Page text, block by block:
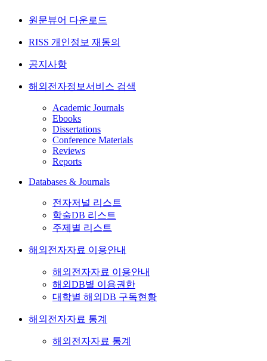
원문뷰어 다운로드
RISS 개인정보 재동의
공지사항
해외전자정보서비스 검색
Academic Journals
Ebooks
Dissertations
Conference Materials
Reviews
Reports
Databases & Journals
전자저널 리스트
학술DB 리스트
주제별 리스트
해외전자자료 이용안내
해외전자자료 이용안내
해외DB별 이용권한
대학별 해외DB 구독현황
해외전자자료 통계
해외전자자료 통계